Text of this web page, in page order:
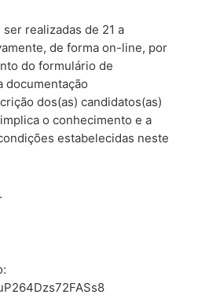
realizadas de 21 a
de forma on-line, por
do formulário de
documentação
dos(as) candidatos(as)
o conhecimento e a
estabelecidas neste
.